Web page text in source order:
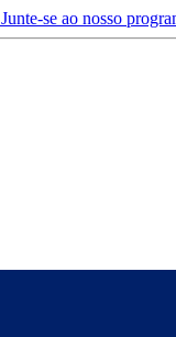
Junte-se ao nosso